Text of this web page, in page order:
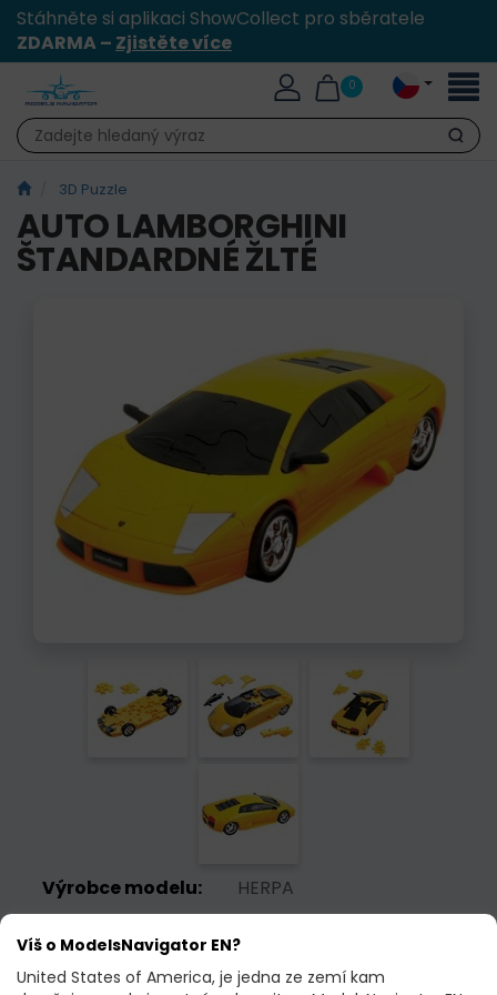
Stáhněte si aplikaci ShowCollect pro sběratele
ZDARMA – Zjistěte více
0
Hledat
3D Puzzle
AUTO LAMBORGHINI
ŠTANDARDNÉ ŽLTÉ
Výrobce modelu:
HERPA
Měřítko:
1:32
Víš o ModelsNavigator EN?
United States of America, je jedna ze zemí kam